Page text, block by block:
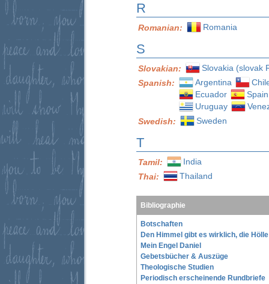
R
Romanian: Romania
S
Slovakian:
Slovakia (slovak
Spanish:
Argentina
Ecuador
Spain
Uruguay
Swedish:
Sweden
T
Tamil:
India
Thai:
Thailand
Bibliographie
Botschaften
Den Himmel gibt es wirklich, die
Mein Engel Daniel
Gebetsbücher & Auszüge
Theologische Studien
Periodisch erscheinende Rundbriefe